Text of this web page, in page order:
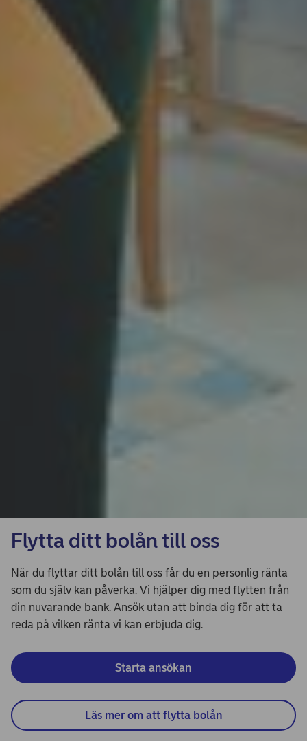
Flytta ditt bolån till oss
När du flyttar ditt bolån till oss får du en personlig ränta
som du själv kan påverka. Vi hjälper dig med flytten från
din nuvarande bank. Ansök utan att binda dig för att ta
reda på vilken ränta vi kan erbjuda dig.
Starta ansökan
Läs mer om att flytta bolån